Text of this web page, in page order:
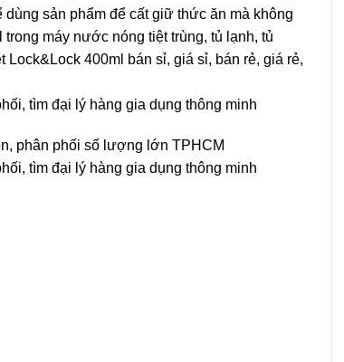
sản phẩm để cất giữ thức ăn mà không
máy nước nóng tiệt trùng, tủ lạnh, tủ
400ml bán sỉ, giá sỉ, bán rẻ, giá rẻ,
tìm đại lý hàng gia dụng thông minh
phân phối số lượng lớn TPHCM
tìm đại lý hàng gia dụng thông minh